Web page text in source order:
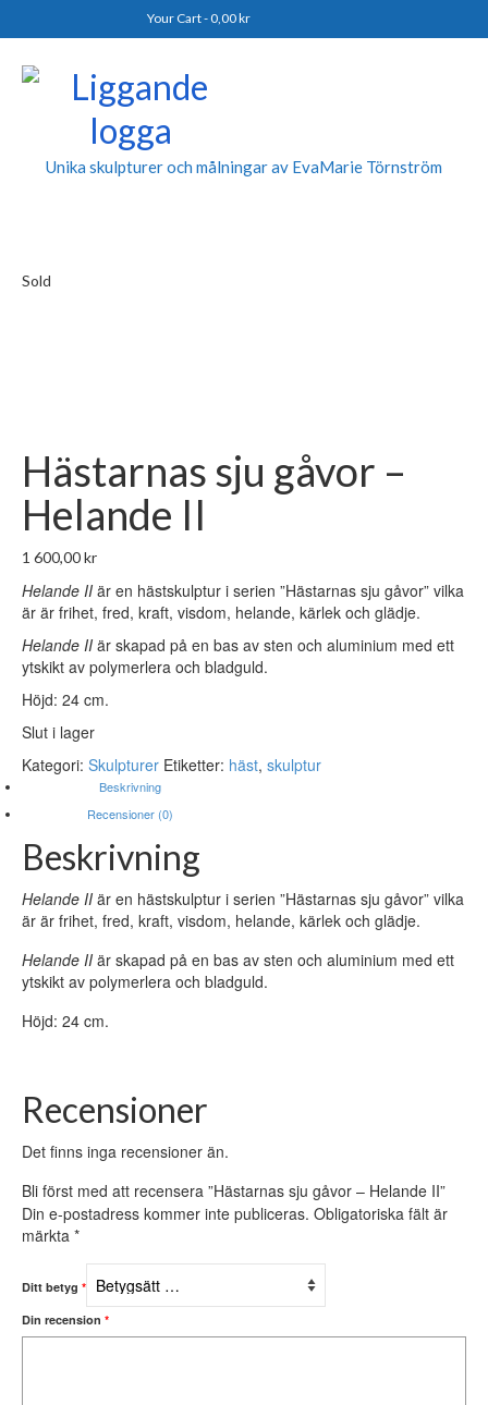
Your Cart-0,00kr
Unika skulpturer och målningar av EvaMarie Törnström
Sold
Hästarnas sju gåvor –
Helande II
1 600,00kr
Helande II är en hästskulptur i serien ”Hästarnas sju gåvor” vilka
är är frihet, fred, kraft, visdom, helande, kärlek och glädje.
Helande II är skapad på en bas av sten och aluminium med ett
ytskikt av polymerlera och bladguld.
Höjd: 24 cm.
Slut i lager
Kategori: Skulpturer Etiketter: häst, skulptur
Beskrivning
Recensioner (0)
Beskrivning
Helande II är en hästskulptur i serien ”Hästarnas sju gåvor” vilka
är är frihet, fred, kraft, visdom, helande, kärlek och glädje.
Helande II är skapad på en bas av sten och aluminium med ett
ytskikt av polymerlera och bladguld.
Höjd: 24 cm.
Recensioner
Det finns inga recensioner än.
Bli först med att recensera ”Hästarnas sju gåvor – Helande II”
Din e-postadress kommer inte publiceras. Obligatoriska fält är
märkta *
Ditt betyg *
Din recension *